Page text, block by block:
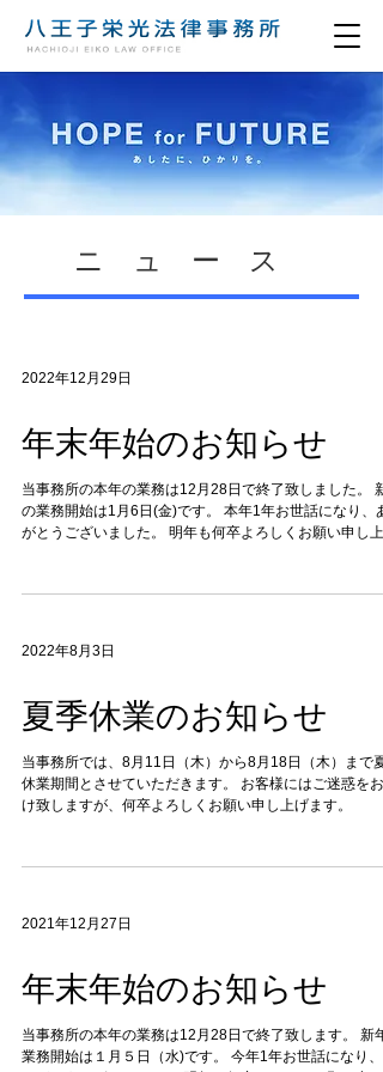
2022年12月29日
年末年始のお知らせ
当事務所の本年の業務は12月28日で終了致しました。
の業務開始は1月6日(金)です。 本年1年お世話になり、
がとうございました。 明年も何卒よろしくお願い申し上
2022年8月3日
夏季休業のお知らせ
当事務所では、8月11日（木）から8月18日（木）まで夏
休業期間とさせていただきます。 お客様にはご迷惑をお
け致しますが、何卒よろしくお願い申し上げます。
2021年12月27日
年末年始のお知らせ
当事務所の本年の業務は12月28日で終了致します。 新
業務開始は１月５日（水)です。 今年1年お世話になり、
​ニュース